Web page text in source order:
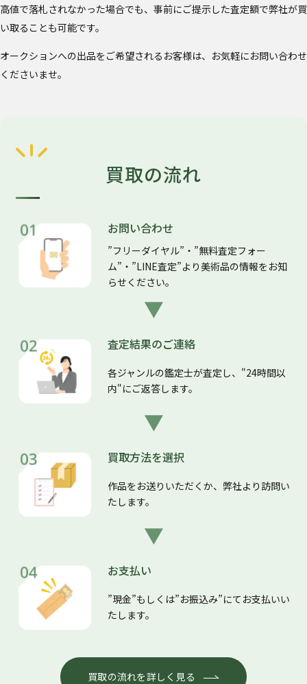
高値で落札されなかった場合でも、事前にご提示した査定額で弊社が買
い取ることも可能です。
オークションへの出品をご希望されるお客様は、お気軽にお問い合わせ
くださいませ。
買取の流れ
お問い合わせ
”フリーダイヤル”・”無料査定フォー
ム”・”LINE査定”より美術品の情報をお知
らせください。
査定結果のご連絡
各ジャンルの鑑定士が査定し、"24時間以
内"にご返答します。
買取方法を選択
作品をお送りいただくか、弊社より訪問い
たします。
お支払い
”現金”もしくは”お振込み”にてお支払いい
たします。
買取の流れを詳しく見る